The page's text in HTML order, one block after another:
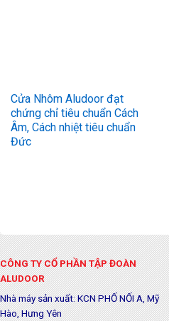
Cửa Nhôm Aludoor đạt
chứng chỉ tiêu chuẩn Cách
Âm, Cách nhiệt tiêu chuẩn
Đức
CÔNG TY CỔ PHẦN TẬP ĐOÀN
ALUDOOR
Nhà máy sản xuất: KCN PHỐ NỐI A, Mỹ
Hào, Hưng Yên